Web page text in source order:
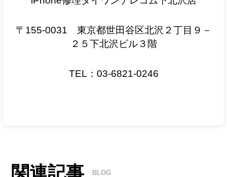
〒155-0031 東京都世田谷区北沢２丁目９－
２５下北沢ビル３階
TEL：03‐6821‐0246
関連記事 BLOG